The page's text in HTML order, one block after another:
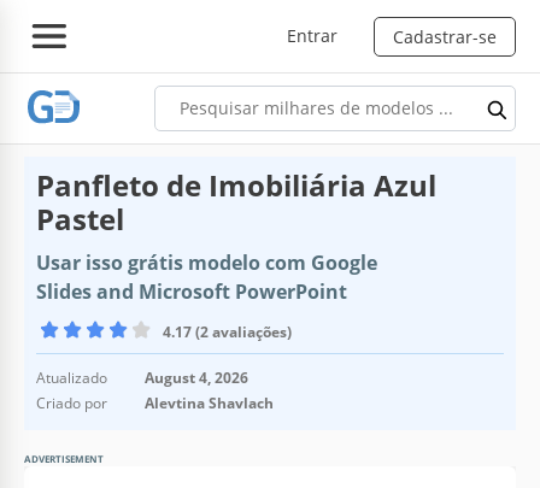
Entrar Cadastrar-se
Panfleto de Imobiliária Azul
Pastel
Usar isso grátis modelo com Google
Slides and Microsoft PowerPoint
4.17 (2 avaliações)
Atualizado
August 4, 2026
Criado por
Alevtina Shavlach
ADVERTISEMENT